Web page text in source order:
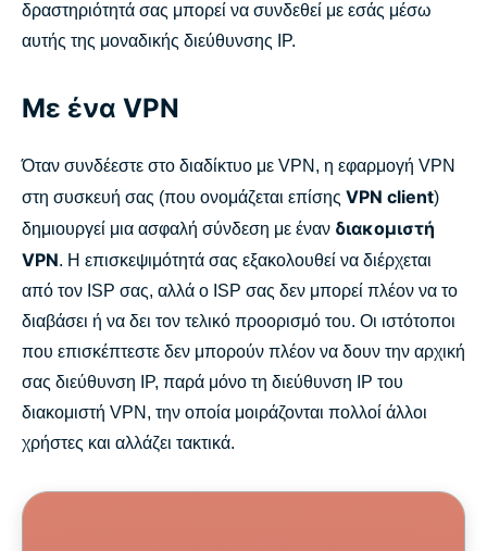
δραστηριότητά σας μπορεί να συνδεθεί με εσάς μέσω
αυτής της μοναδικής διεύθυνσης IP.
Με ένα VPN
Όταν συνδέεστε στο διαδίκτυο με VPN, η εφαρμογή VPN
στη συσκευή σας (που ονομάζεται επίσης VPN client)
δημιουργεί μια ασφαλή σύνδεση με έναν διακομιστή
VPN. Η επισκεψιμότητά σας εξακολουθεί να διέρχεται
από τον ISP σας, αλλά ο ISP σας δεν μπορεί πλέον να το
διαβάσει ή να δει τον τελικό προορισμό του. Οι ιστότοποι
που επισκέπτεστε δεν μπορούν πλέον να δουν την αρχική
σας διεύθυνση IP, παρά μόνο τη διεύθυνση IP του
διακομιστή VPN, την οποία μοιράζονται πολλοί άλλοι
χρήστες και αλλάζει τακτικά.